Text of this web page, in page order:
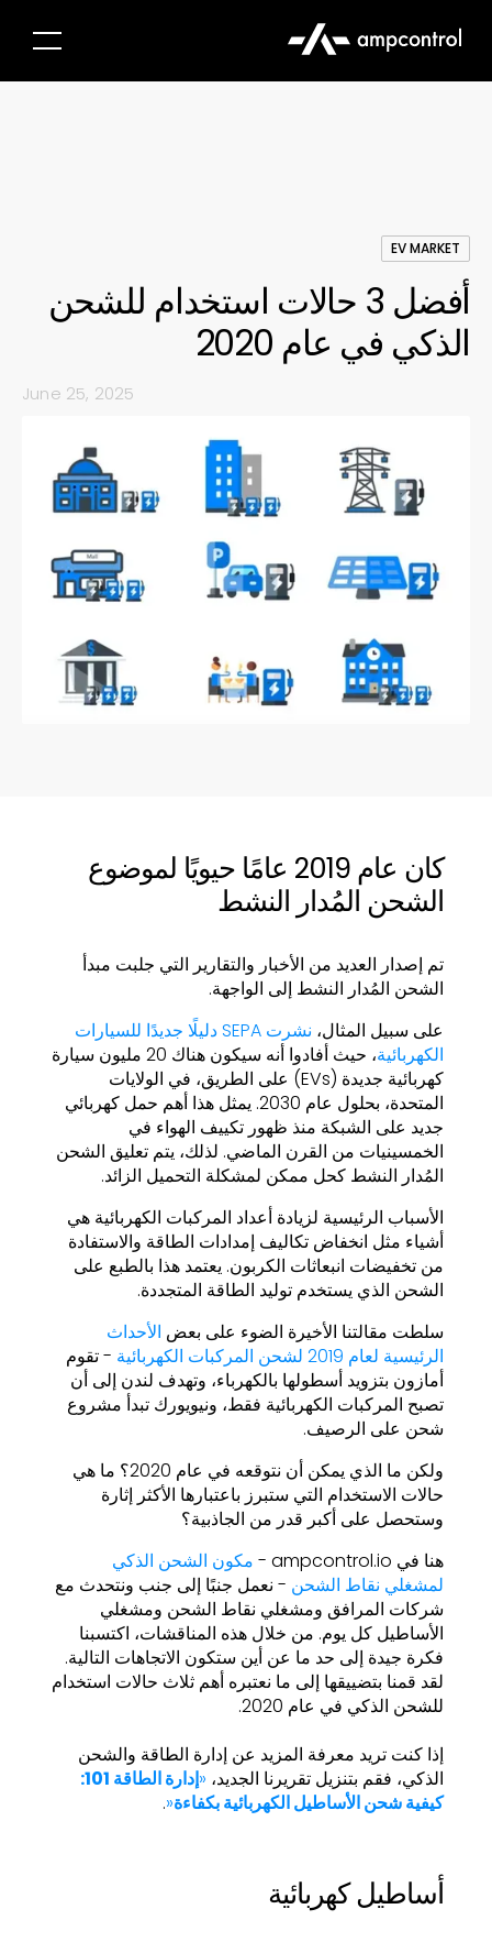
EV MARKET
أفضل 3 حالات استخدام للشحن
الذكي في عام 2020
June 25, 2025
كان عام 2019 عامًا حيويًا لموضوع
الشحن المُدار النشط
تم إصدار العديد من الأخبار والتقارير التي جلبت مبدأ
الشحن المُدار النشط إلى الواجهة.
على سبيل المثال،
نشرت SEPA دليلًا جديدًا للسيارات
الكهربائية
، حيث أفادوا أنه سيكون هناك 20 مليون سيارة
كهربائية جديدة (EVs) على الطريق، في الولايات
المتحدة، بحلول عام 2030. يمثل هذا أهم حمل كهربائي
جديد على الشبكة منذ ظهور تكييف الهواء في
الخمسينيات من القرن الماضي. لذلك، يتم تعليق الشحن
المُدار النشط كحل ممكن لمشكلة التحميل الزائد.
الأسباب الرئيسية لزيادة أعداد المركبات الكهربائية هي
أشياء مثل انخفاض تكاليف إمدادات الطاقة والاستفادة
من تخفيضات انبعاثات الكربون. يعتمد هذا بالطبع على
الشحن الذي يستخدم توليد الطاقة المتجددة.
سلطت مقالتنا الأخيرة الضوء على بعض الأحداث
الرئيسية لعام 2019 لشحن المركبات الكهربائية
- تقوم
أمازون بتزويد أسطولها بالكهرباء، وتهدف لندن إلى أن
تصبح المركبات الكهربائية فقط، ونيويورك تبدأ مشروع
شحن على الرصيف.
ولكن ما الذي يمكن أن نتوقعه في عام 2020؟ ما هي
حالات الاستخدام التي ستبرز باعتبارها الأكثر إثارة
وستحصل على أكبر قدر من الجاذبية؟
هنا في ampcontrol.io -
مكون الشحن الذكي
لمشغلي نقاط الشحن - نعمل جنبًا إلى جنب ونتحدث مع
شركات المرافق ومشغلي نقاط الشحن ومشغلي
الأساطيل كل يوم. من خلال هذه المناقشات، اكتسبنا
فكرة جيدة إلى حد ما عن أين ستكون الاتجاهات التالية.
لقد قمنا بتضييقها إلى ما نعتبره أهم ثلاث حالات استخدام
للشحن الذكي في عام 2020.
إذا كنت تريد معرفة المزيد عن إدارة الطاقة والشحن
الذكي، فقم بتنزيل تقريرنا الجديد، «
إدارة الطاقة 101:
كيفية شحن الأساطيل الكهربائية بكفاءة«
.
أساطيل كهربائية